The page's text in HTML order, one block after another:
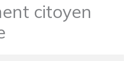
citoyen